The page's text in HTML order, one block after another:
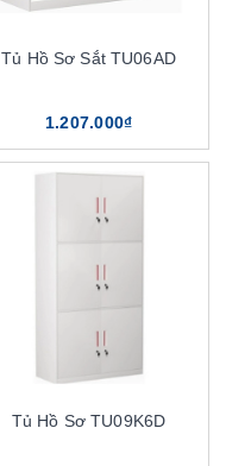
Tủ Hồ Sơ Sắt TU06AD
1.207.000₫
Tủ Hồ Sơ TU09K6D